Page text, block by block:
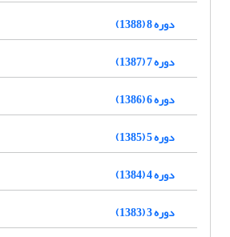
دوره 8 (1388)
دوره 7 (1387)
دوره 6 (1386)
دوره 5 (1385)
دوره 4 (1384)
دوره 3 (1383)